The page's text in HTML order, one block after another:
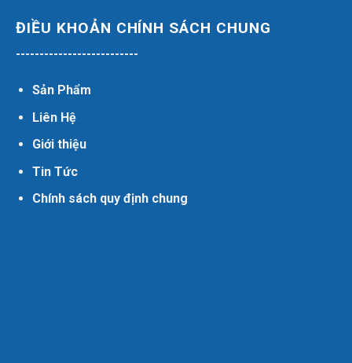
ĐIỀU KHOẢN CHÍNH SÁCH CHUNG
--------------------------
Sản Phẩm
Liên Hệ
Giới thiệu
Tin Tức
Chính sách quy định chung